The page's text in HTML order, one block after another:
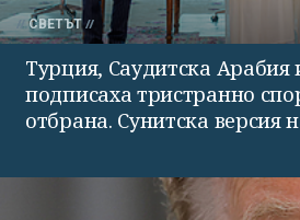
СВЕТЪТ
Турция, Саудитска Арабия
подписаха тристранно
отбрана. Сунитска версия